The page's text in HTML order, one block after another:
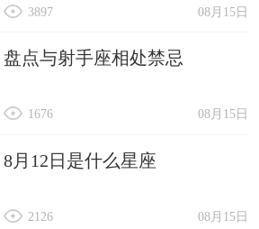
08月15日
3897
盘点与射手座相处禁忌
08月15日
1676
8月12日是什么星座
08月15日
2126